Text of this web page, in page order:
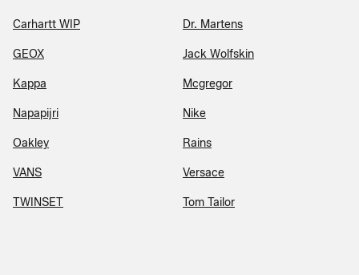
Carhartt WIP Dr. Martens
GEOX Jack Wolfskin
Kappa Mcgregor
Napapijri Nike
Oakley Rains
VANS Versace
TWINSET Tom Tailor